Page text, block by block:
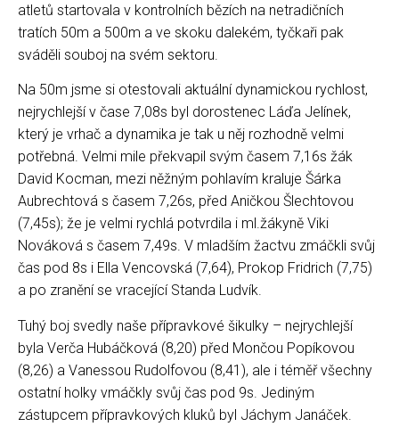
atletů startovala v kontrolních bězích na netradičních
tratích 50m a 500m a ve skoku dalekém, tyčkaři pak
sváděli souboj na svém sektoru.
Na 50m jsme si otestovali aktuální dynamickou rychlost,
nejrychlejší v čase 7,08s byl dorostenec Láďa Jelínek,
který je vrhač a dynamika je tak u něj rozhodně velmi
potřebná. Velmi mile překvapil svým časem 7,16s žák
David Kocman, mezi něžným pohlavím kraluje Šárka
Aubrechtová s časem 7,26s, před Aničkou Šlechtovou
(7,45s); že je velmi rychlá potvrdila i ml.žákyně Viki
Nováková s časem 7,49s. V mladším žactvu zmáčkli svůj
čas pod 8s i Ella Vencovská (7,64), Prokop Fridrich (7,75)
a po zranění se vracející Standa Ludvík.
Tuhý boj svedly naše přípravkové šikulky – nejrychlejší
byla Verča Hubáčková (8,20) před Mončou Popíkovou
(8,26) a Vanessou Rudolfovou (8,41), ale i téměř všechny
ostatní holky vmáčkly svůj čas pod 9s. Jediným
zástupcem přípravkových kluků byl Jáchym Janáček.